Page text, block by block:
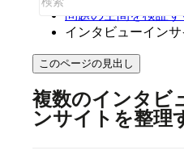
問題の空間を検証す
インタビューイン
このページの見出し
複数のインタビ
ンサイトを整理